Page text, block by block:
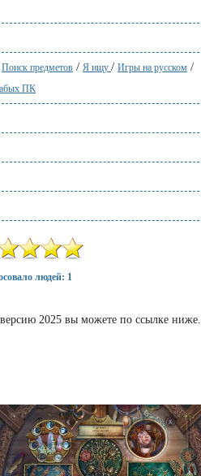
Поиск предметов / Я ищу / Игры на русском /
ПК
людей: 1
2025 вы можете по ссылке ниже.